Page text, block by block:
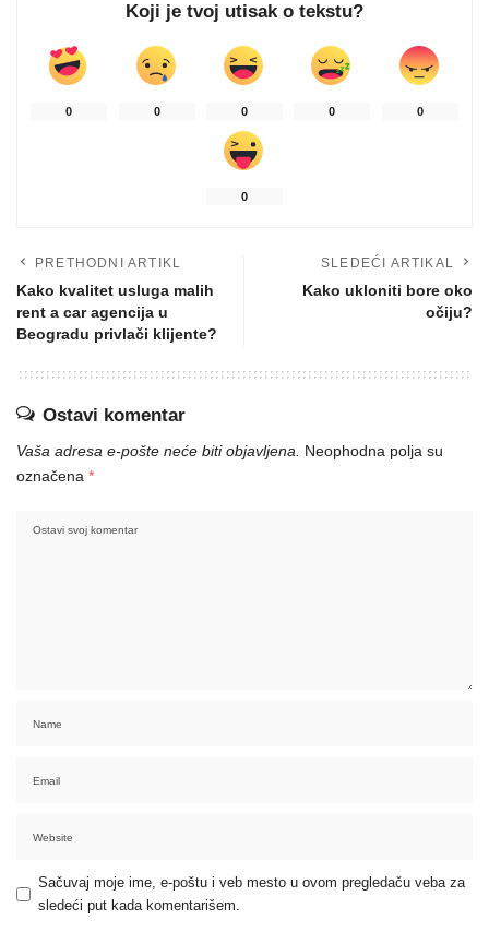
Koji je tvoj utisak o tekstu?
0 0 0 0 0
0
PRETHODNI ARTIKL
Kako kvalitet usluga malih
rent a car agencija u
Beogradu privlači klijente?
SLEDEĆI ARTIKAL
Kako ukloniti bore oko
očiju?
Ostavi komentar
Vaša adresa e-pošte neće biti objavljena.
Neophodna polja su
označena *
Sačuvaj moje ime, e-poštu i veb mesto u ovom pregledaču veba za
sledeći put kada komentarišem.